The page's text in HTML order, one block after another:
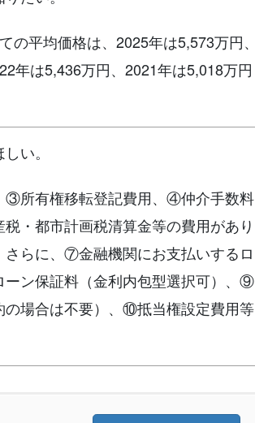
平均価格は、2025年は5,573万円、
年は5,436万円、2021年は5,018万円
い。
所有権移転登記費用、④仲介手数料
・都市計画税清算金等の費用があり
らに、⑦金融機関にお支払いするロ
ン保証料（金利内包型選択可）、⑨
場合は不要）、⑩抵当権設定費用等